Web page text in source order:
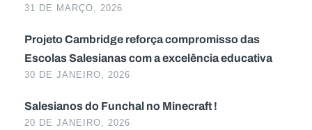
31 DE MARÇO, 2026
Projeto Cambridge reforça compromisso das
Escolas Salesianas com a excelência educativa
30 DE JANEIRO, 2026
Salesianos do Funchal no Minecraft !
20 DE JANEIRO, 2026